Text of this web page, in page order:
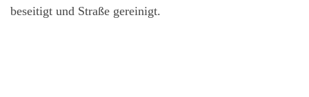
beseitigt und Straße gereinigt.